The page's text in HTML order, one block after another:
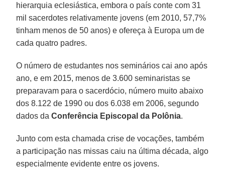
hierarquia eclesiástica, embora o país conte com 31
mil sacerdotes relativamente jovens (em 2010, 57,7%
tinham menos de 50 anos) e ofereça à Europa um de
cada quatro padres.
O número de estudantes nos seminários cai ano após
ano, e em 2015, menos de 3.600 seminaristas se
preparavam para o sacerdócio, número muito abaixo
dos 8.122 de 1990 ou dos 6.038 em 2006, segundo
dados daConferência Episcopal da Polônia.
Junto com esta chamada crise de vocações, também
a participação nas missas caiu na última década, algo
especialmente evidente entre os jovens.